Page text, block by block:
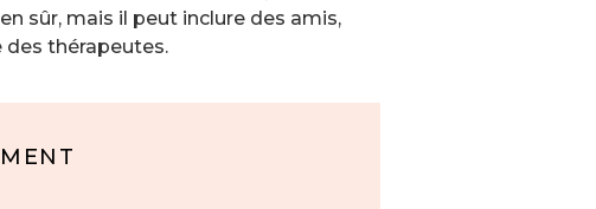
sûr, mais il peut inclure des amis,
des thérapeutes.